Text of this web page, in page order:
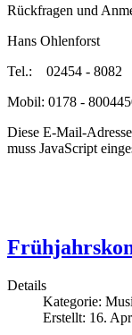
Rückfragen und
Hans Ohlenforst
Tel.: 02454 - 8082
Mobil: 0178 -
Diese E-Mail-
muss JavaScript
Details
Kategorie:
Erstellt: 16.